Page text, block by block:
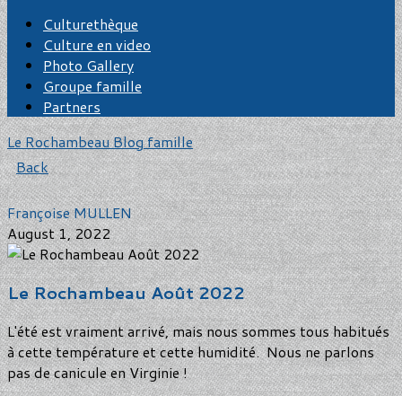
Culturethèque
Culture en video
Photo Gallery
Groupe famille
Partners
Le RochambeauBlog famille
Back
Françoise MULLEN
August 1, 2022
Le Rochambeau Août 2022
L'été est vraiment arrivé, mais nous sommes tous habitués
à cette température et cette humidité. Nous ne parlons
pas de canicule en Virginie !